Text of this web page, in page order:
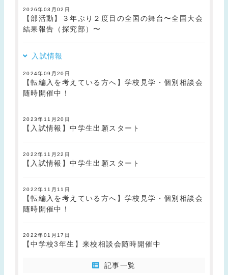
2026年03月02日
【部活動】３年ぶり２度目の全国の舞台〜全国大会
結果報告（探究部）〜
入試情報
2024年09月20日
【転編入を考えている方へ】学校見学・個別相談会
随時開催中！
2023年11月20日
【入試情報】中学生出願スタート
2022年11月22日
【入試情報】中学生出願スタート
2022年11月11日
【転編入を考えている方へ】学校見学・個別相談会
随時開催中！
2022年01月17日
【中学校3年生】来校相談会随時開催中
記事一覧